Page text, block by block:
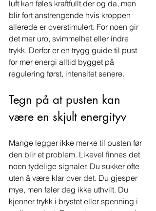
luft kan føles kraftfullt der og da, men
blir fort anstrengende hvis kroppen
allerede er overstimulert. For noen gir
det mer uro, svimmelhet eller indre
trykk. Derfor er en trygg guide til pust
for mer energi alltid bygget på
regulering først, intensitet senere.
Tegn på at pusten kan
være en skjult energityv
Mange legger ikke merke til pusten før
den blir et problem. Likevel finnes det
noen tydelige signaler. Du sukker ofte
uten å være klar over det. Du gjesper
mye, men føler deg ikke uthvilt. Du
kjenner trykk i brystet eller spenning i